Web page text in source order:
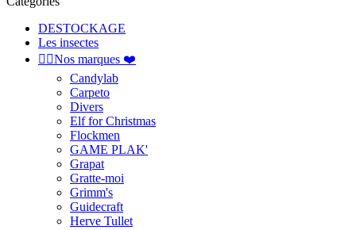
DESTOCKAGE
Les insectes
 Nos marques ❤️
Candylab
Carpeto
Divers
Elf for Christmas
Flockmen
GAME PLAK'
Grapat
Gratte-moi
Grimm's
Guidecraft
Herve Tullet